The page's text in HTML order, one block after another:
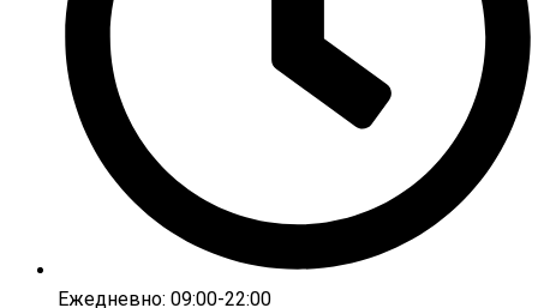
Ежедневно: 09:00-22:00